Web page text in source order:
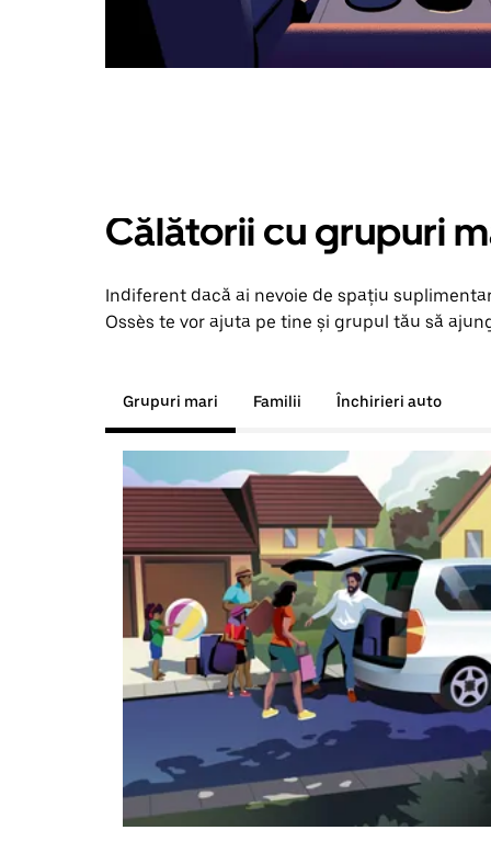
Călătorii cu grupuri
Indiferent dacă ai nevoie de spațiu
Ossès te vor ajuta pe tine și grupul tău să
Grupuri mari Familii Închirieri auto